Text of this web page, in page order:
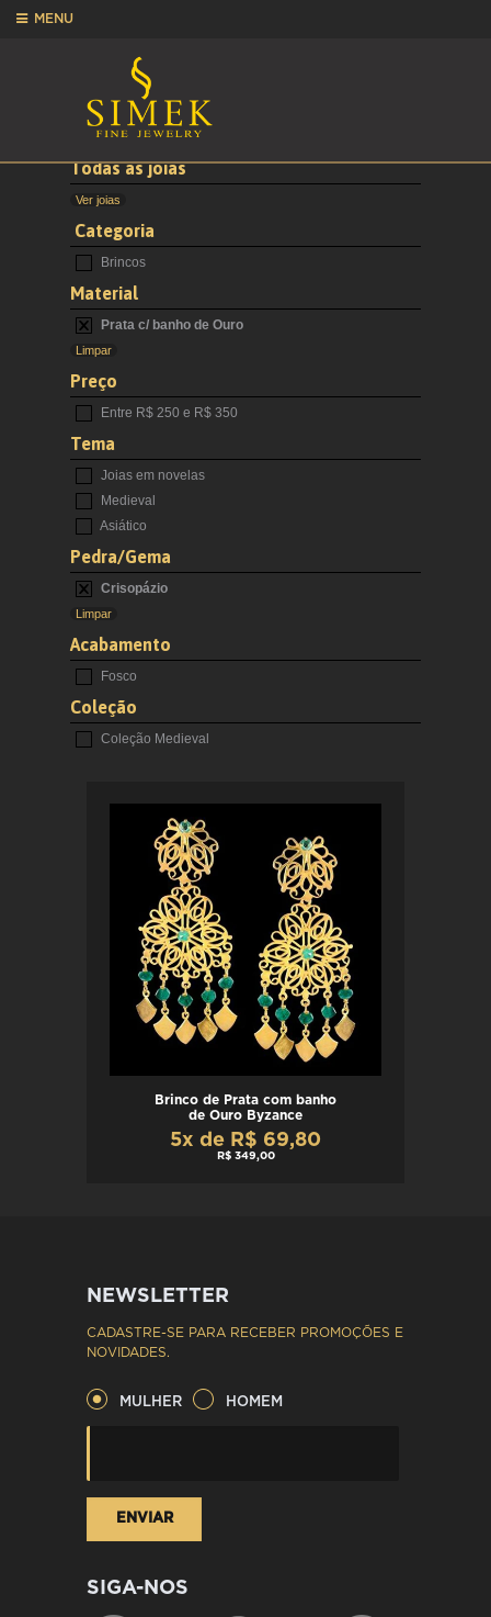
MENU
Todas as joias
Ver joias
Categoria
Brincos
Material
Prata c/ banho de Ouro
Limpar
Preço
Entre R$ 250 e R$ 350
Tema
Joias em novelas
Medieval
Asiático
Pedra/Gema
Crisopázio
Limpar
Acabamento
Fosco
Coleção
Coleção Medieval
Brinco de Prata com banho
de Ouro Byzance
5x de R$ 69,80
R$ 349,00
NEWSLETTER
CADASTRE-SE PARA RECEBER PROMOÇÕES E
NOVIDADES.
MULHER HOMEM
SIGA-NOS